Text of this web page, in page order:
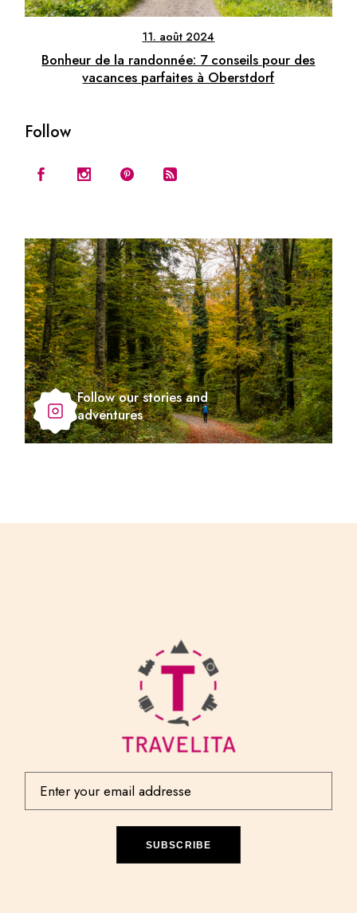
11. août 2024
Bonheur de la randonnée: 7 conseils pour des
vacances parfaites à Oberstdorf
Follow
Follow our stories and
adventures
SUBSCRIBE